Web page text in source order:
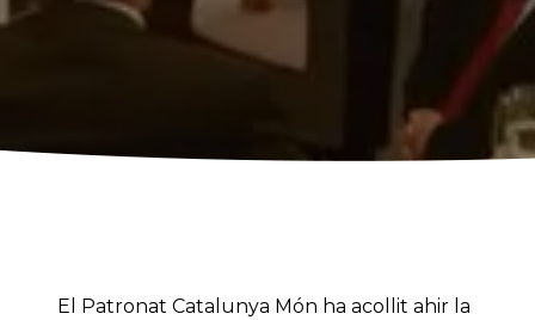
El Patronat Catalunya Món ha acollit ahir la